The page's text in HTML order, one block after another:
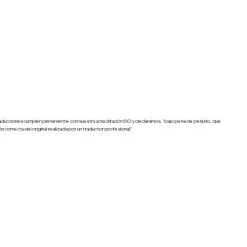
cumplen plenamente con nuestra acreditación ISO y declaramos, "bajo pena de perjurio, que
correcta del original realizada por un traductor profesional".